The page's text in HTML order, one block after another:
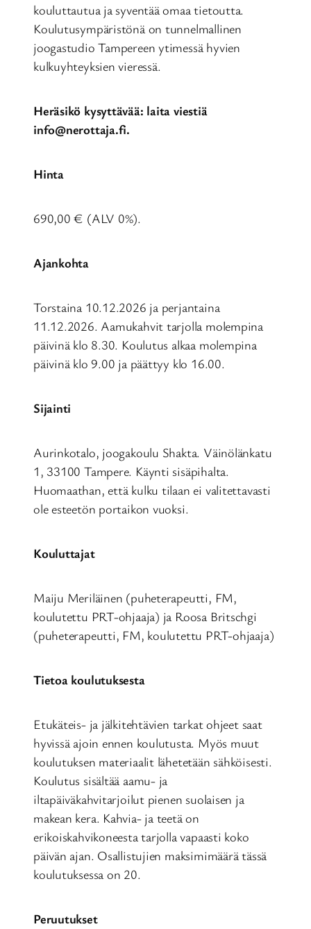
kouluttautua ja syventää omaa tietoutta.
Koulutusympäristönä on tunnelmallinen
joogastudio Tampereen ytimessä hyvien
kulkuyhteyksien vieressä.
Heräsikö kysyttävää: laita viestiä
info@nerottaja.fi.
Hinta
690,00 € (ALV 0%).
Ajankohta
Torstaina 10.12.2026 ja perjantaina
11.12.2026. Aamukahvit tarjolla molempina
päivinä klo 8.30. Koulutus alkaa molempina
päivinä klo 9.00 ja päättyy klo 16.00.
Sijainti
Aurinkotalo, joogakoulu Shakta. Väinölänkatu
1, 33100 Tampere. Käynti sisäpihalta.
Huomaathan, että kulku tilaan ei valitettavasti
ole esteetön portaikon vuoksi.
Kouluttajat
Maiju Meriläinen (puheterapeutti, FM,
koulutettu PRT-ohjaaja) ja Roosa Britschgi
(puheterapeutti, FM, koulutettu PRT-ohjaaja)
Tietoa koulutuksesta
Etukäteis- ja jälkitehtävien tarkat ohjeet saat
hyvissä ajoin ennen koulutusta. Myös muut
koulutuksen materiaalit lähetetään sähköisesti.
Koulutus sisältää aamu- ja
iltapäiväkahvitarjoilut pienen suolaisen ja
makean kera. Kahvia- ja teetä on
erikoiskahvikoneesta tarjolla vapaasti koko
päivän ajan. Osallistujien maksimimäärä tässä
koulutuksessa on 20.
Peruutukset